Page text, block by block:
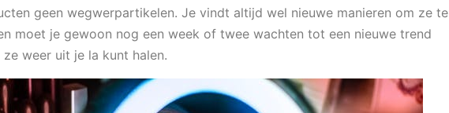
geen wegwerpartikelen. Je vindt altijd wel nieuwe manieren om ze te
moet je gewoon nog een week of twee wachten tot een nieuwe trend
weer uit je la kunt halen.